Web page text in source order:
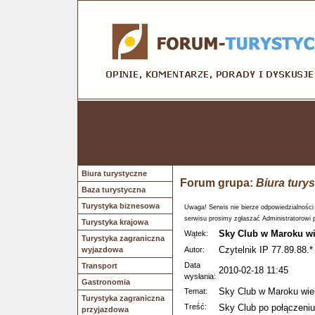
Biura turystyczne
Baza turystyczna
Turystyka biznesowa
Turystyka krajowa
Turystyka zagraniczna
wyjazdowa
Transport
Gastronomia
Turystyka zagraniczna
przyjazdowa
Forum grupa: Biura
Uwaga! Serwis nie bierze
serwisu prosimy zgłaszać Administratorowi
Wątek: Sky Club w Maroku
Autor: Czytelnik IP 77.89.88.*
Data
wysłania:
2010-02-18 11:45
Temat: Sky Club w Maroku
Treść:
Sky Club po